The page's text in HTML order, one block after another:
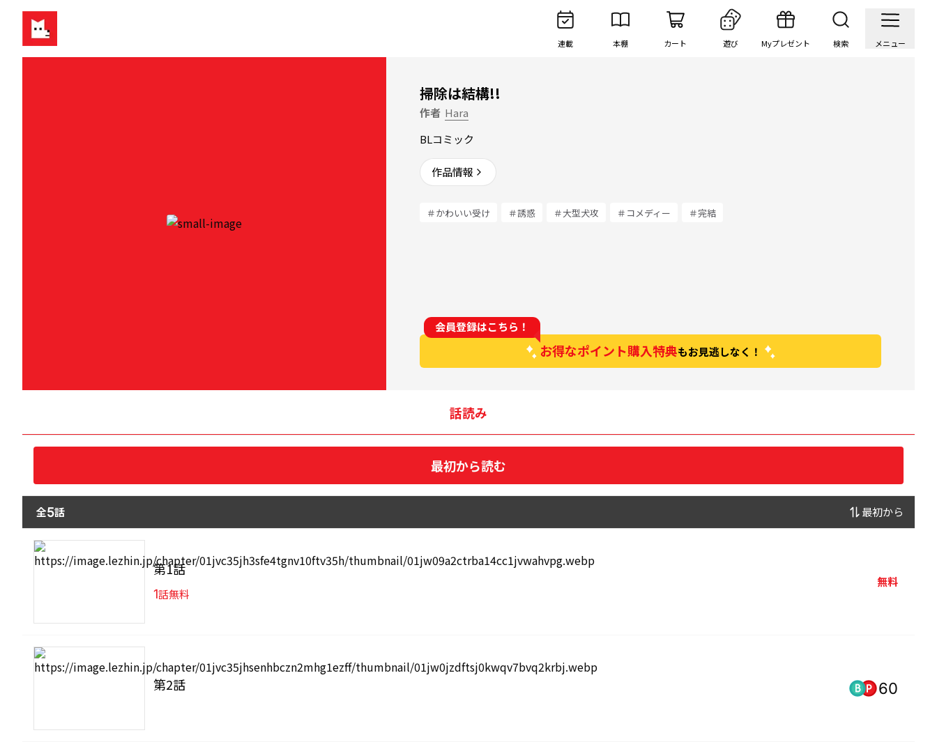
連載 本棚 カート 遊び Myプレゼント 検索 メニュー
掃除は結構!!
作者 Hara
BLコミック
作品情報
＃かわいい受け ＃誘惑 ＃大型犬攻 ＃コメディー ＃完結
お得なポイント購入特典もお見逃しなく！
会員登録はこちら！
話読み
最初から読む
全5話 最初から
第1話
1話無料
無料
第2話 60